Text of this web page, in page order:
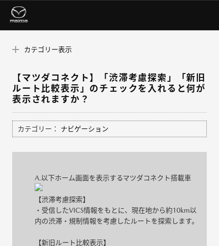
カテゴリー表示
【マツダコネクト】「渋滞考慮探索」「新旧
ルート比較表示」のチェックを入れると何が
表示されますか？
カテゴリー： ナビゲーション
A.以下ホーム画面を表示するマツダコネクト搭載車
【渋滞考慮探索】
・受信したVICS情報をもとに、現在地から約10km以
内の渋滞・規制情報を考慮したルートを探索します。
【新旧ルート比較表示】